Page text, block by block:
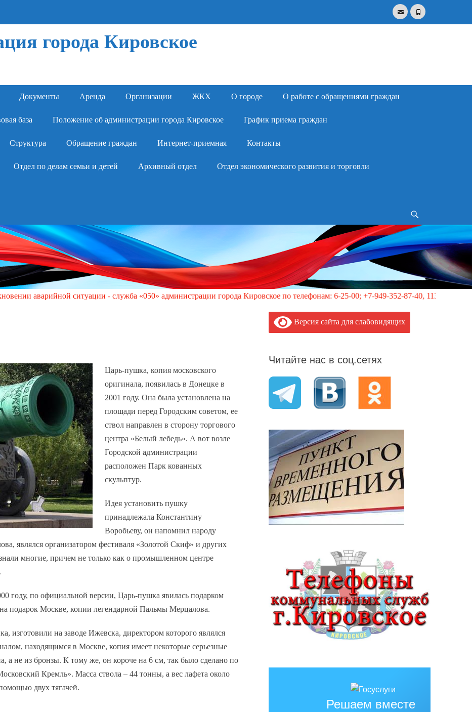
EmailPhone
города Кировское
Документы Аренда Организации ЖКХ О городе О работе с обращениями граждан
база Положение об администрации города Кировское График приема граждан
Структура Обращение граждан Интернет-приемная Контакты
Отдел по делам семьи и детей Архивный отдел Отдел экономического развития и торговли
ситуации - служба «050» администрации города Кировское по телефонам: 6-25-00; +7-949-352-87-40, 113 (круглосуточно)
Царь-пушка, копия московского
оригинала, появилась в Донецке в
2001 году. Она была установлена на
площади перед Городским советом, ее
ствол направлен в сторону торгового
центра «Белый лебедь». А вот возле
Городской администрации
расположен Парк кованных
скульптур.
Идея установить пушку
принадлежала Константину
Воробьеву, он напомнил народу
являлся организатором фестиваля «Золотой Скиф» и других
многие, причем не только как о промышленном центре
году, по официальной версии, Царь-пушка явилась подарком
подарок Москве, копии легендарной Пальмы Мерцалова.
изготовили на заводе Ижевска, директором которого являлся
находящимся в Москве, копия имеет некоторые серьезные
а не из бронзы. К тому же, он короче на 6 см, так было сделано по
Кремль». Масса ствола – 44 тонны, а вес лафета около
двух тягачей.
Версия сайта для слабовидящих
Читайте нас в соц.сетях
Решаем вместе